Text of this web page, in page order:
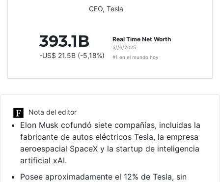
CEO, Tesla
393.1B
-US$ 21.5B (-5,18%)
Real Time Net Worth
5//6/2025
#1 en el mundo hoy
Nota del editor
Elon Musk cofundó siete compañías, incluidas la
fabricante de autos eléctricos Tesla, la empresa
aeroespacial SpaceX y la startup de inteligencia
artificial xAI.
Posee aproximadamente el 12% de Tesla, sin